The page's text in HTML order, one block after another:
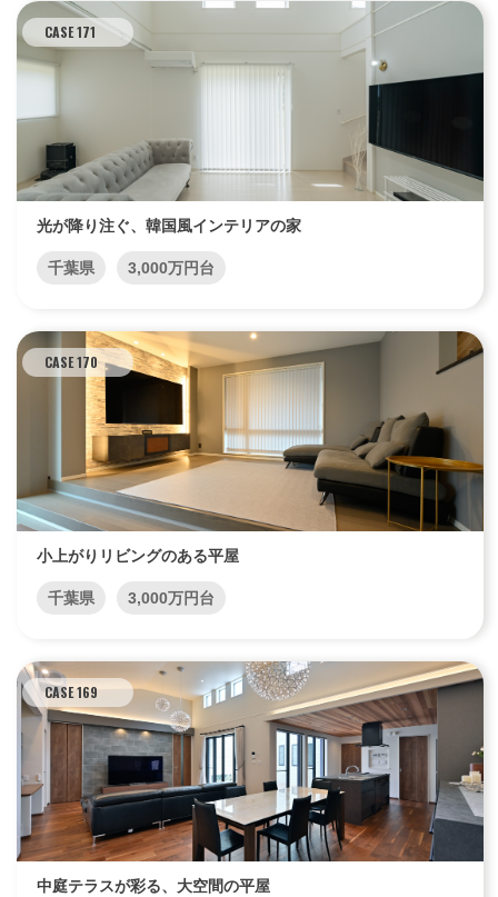
CASE 171
光が降り注ぐ、韓国風インテリアの家
千葉県 3,000万円台
CASE 170
小上がりリビングのある平屋
千葉県 3,000万円台
CASE 169
中庭テラスが彩る、大空間の平屋